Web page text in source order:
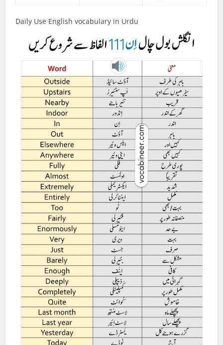
Daily Use English vocabulary in Urdu